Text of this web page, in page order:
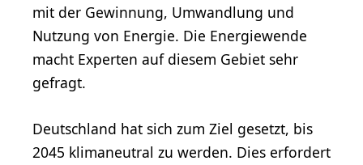
mit der Gewinnung, Umwandlung und
Nutzung von Energie. Die Energiewende
macht Experten auf diesem Gebiet sehr
gefragt.
Deutschland hat sich zum Ziel gesetzt, bis
2045 klimaneutral zu werden. Dies erfordert